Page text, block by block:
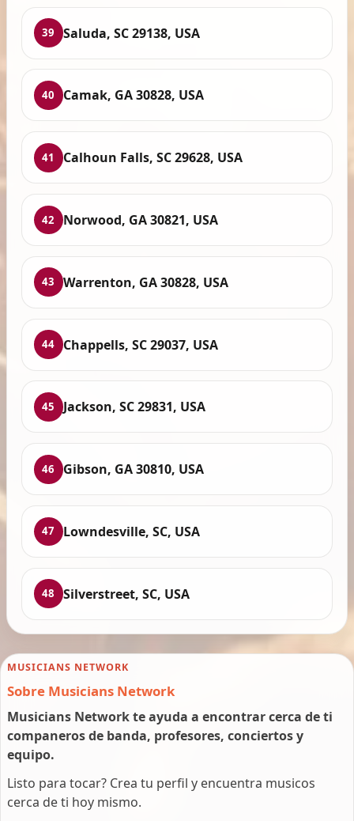
39 Saluda, SC 29138, USA
40 Camak, GA 30828, USA
41 Calhoun Falls, SC 29628, USA
42 Norwood, GA 30821, USA
43 Warrenton, GA 30828, USA
44 Chappells, SC 29037, USA
45 Jackson, SC 29831, USA
46 Gibson, GA 30810, USA
47 Lowndesville, SC, USA
48 Silverstreet, SC, USA
MUSICIANS NETWORK
Sobre Musicians Network
Musicians Network te ayuda a encontrar cerca de ti
companeros de banda, profesores, conciertos y
equipo.
Listo para tocar? Crea tu perfil y encuentra musicos
cerca de ti hoy mismo.